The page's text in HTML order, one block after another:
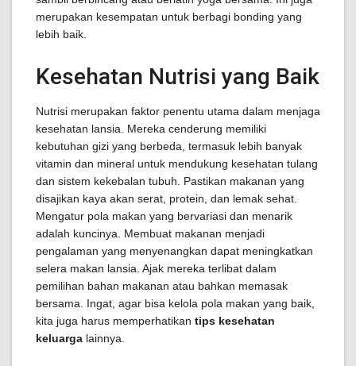
merupakan kesempatan untuk berbagi bonding yang
lebih baik.
Kesehatan Nutrisi yang Baik
Nutrisi merupakan faktor penentu utama dalam menjaga
kesehatan lansia. Mereka cenderung memiliki
kebutuhan gizi yang berbeda, termasuk lebih banyak
vitamin dan mineral untuk mendukung kesehatan tulang
dan sistem kekebalan tubuh. Pastikan makanan yang
disajikan kaya akan serat, protein, dan lemak sehat.
Mengatur pola makan yang bervariasi dan menarik
adalah kuncinya. Membuat makanan menjadi
pengalaman yang menyenangkan dapat meningkatkan
selera makan lansia. Ajak mereka terlibat dalam
pemilihan bahan makanan atau bahkan memasak
bersama. Ingat, agar bisa kelola pola makan yang baik,
kita juga harus memperhatikan tips kesehatan
keluarga lainnya.